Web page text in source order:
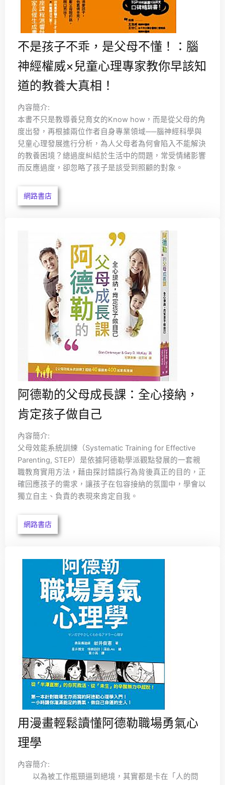
不是孩子不乖，是父母不懂！：腦
神經權威×兒童心理專家教你早該知
道的教養大真相！
內容簡介:
本書不只是教導養兒育女的Know how，而是從父母的角
度出發，再根據兩位作者自身專業領域──腦神經科學與
兒童心理發展進行分析，為人父母者為何會陷入不能解決
的教養困境？總過度糾結於生活中的問題，常受情緒影響
而反應過度，卻忽略了孩子是該受到照顧的對象。
網路書店
阿德勒的父母成長課：全心接納，
肯定孩子做自己
內容簡介:
父母效能系統訓練（Systematic Training for Effective
Parenting, STEP）是依據阿德勒學派觀點發展的一套親
職教育實用方法，藉由探討錯誤行為背後真正的目的，正
確回應孩子的需求，讓孩子在包容接納的氛圍中，學會以
獨立自主、負責的表現來肯定自我。
網路書店
用漫畫輕鬆讀懂阿德勒職場勇氣心
理學
內容簡介:
以為被工作瓶頸逼到絕境，其實都是卡在「人的問